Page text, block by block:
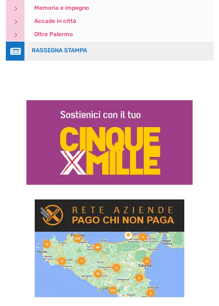
5 Memoria e impegno
5 Accade in città
5 Oltre Palermo
 RASSEGNA STAMPA